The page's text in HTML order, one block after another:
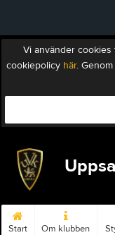
Vi använder
cookiepolicy här.
Start Om klubben